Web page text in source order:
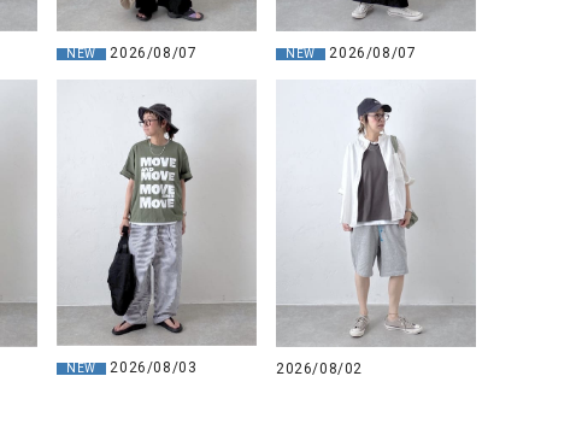
NEW 2026/08/07 NEW 2026/08/07
NEW 2026/08/03 2026/08/02